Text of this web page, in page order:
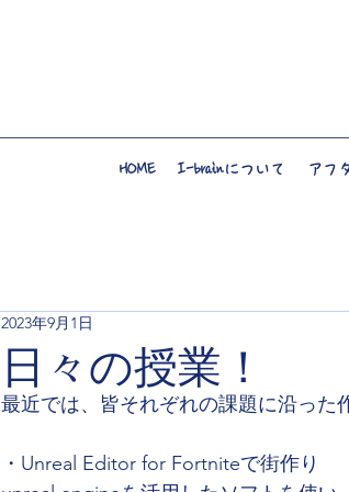
HOME I-brainについて アフ
日々の授業！
2023年9月1日
最近では、皆それぞれの課題に沿った
・Unreal Editor for Fortniteで街作り